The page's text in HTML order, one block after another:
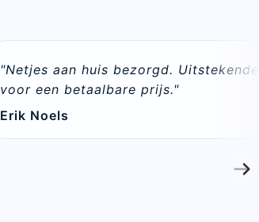
"Netjes aan huis bezorgd.
voor een betaalbare prijs."
Erik Noels